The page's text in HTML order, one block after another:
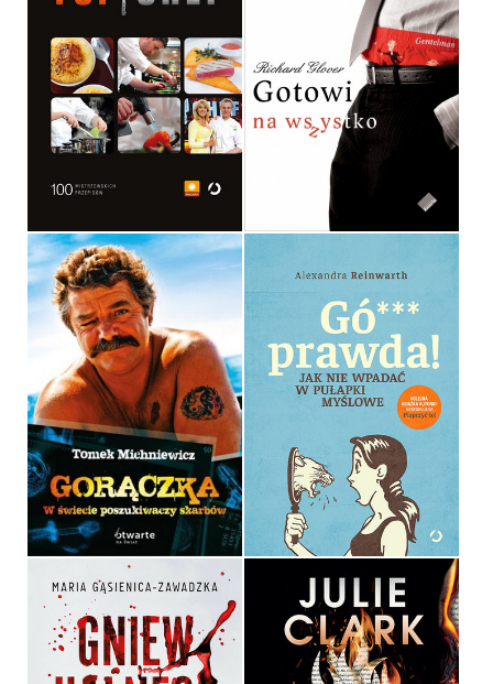
GOTUJ JAK TOP CHEF
OPRAWA TWARDA
59,90 ZŁ
GOTOWI NA WSZYSTKO
RICHARD GLOVER
OPRAWA MIĘKKA
29,90 ZŁ
GORĄCZKA
TOMEK MICHNIEWICZ
OPRAWA MIĘKKA
39,90 ZŁ
GÓ*** PRAWDA!
ALEXANDRA REINWARTH
OPRAWA MIĘKKA ZE SKRZYDEŁKAMI
39,99 ZŁ